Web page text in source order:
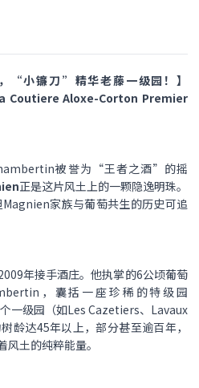
“小镰刀”精华老藤一级园！】
Coutiere Aloxe-Corton Premier
被誉为“王者之酒”的摇
正是这片风土上的一颗隐逸明珠。
家族与葡萄共生的历史可追
年接手酒庄。他执掌的6公顷葡萄
，囊括一座珍稀的特级园
级园（如Les Cazetiers、Lavaux
龄达45年以上，部分甚至逾百年，
土的纯粹能量。